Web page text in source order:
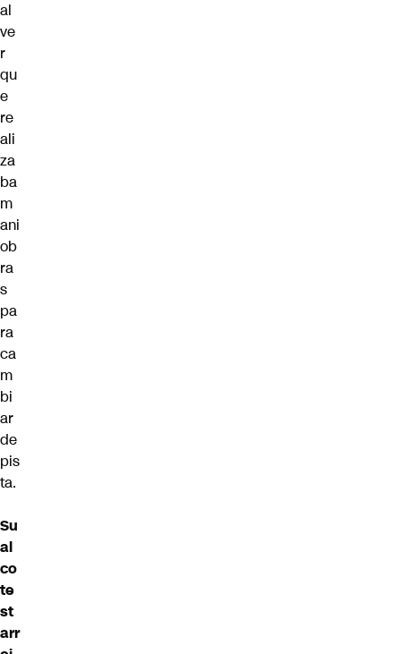
al
ve
r
qu
e
re
ali
za
ba
m
ani
ob
ra
s
pa
ra
ca
m
bi
ar
de
pis
ta.
Su
al
co
te
st
arr